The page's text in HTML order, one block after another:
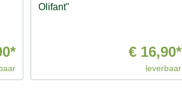
Olifant"
€ 16,90*
leverbaar